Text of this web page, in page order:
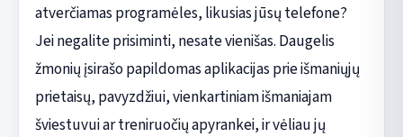
atverčiamas programėles, likusias jūsų telefone?
Jei negalite prisiminti, nesate vienišas. Daugelis
žmonių įsirašo papildomas aplikacijas prie išmaniųjų
prietaisų, pavyzdžiui, vienkartiniam išmaniajam
šviestuvui ar treniruočių apyrankei, ir vėliau jų